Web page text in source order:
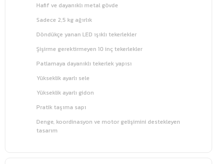
Hafif ve dayanıklı metal gövde
Sadece 2,5 kg ağırlık
Döndükçe yanan LED ışıklı tekerlekler
Şişirme gerektirmeyen 10 inç tekerlekler
Patlamaya dayanıklı tekerlek yapısı
Yükseklik ayarlı sele
Yükseklik ayarlı gidon
Pratik taşıma sapı
Denge, koordinasyon ve motor gelişimini destekleyen
tasarım